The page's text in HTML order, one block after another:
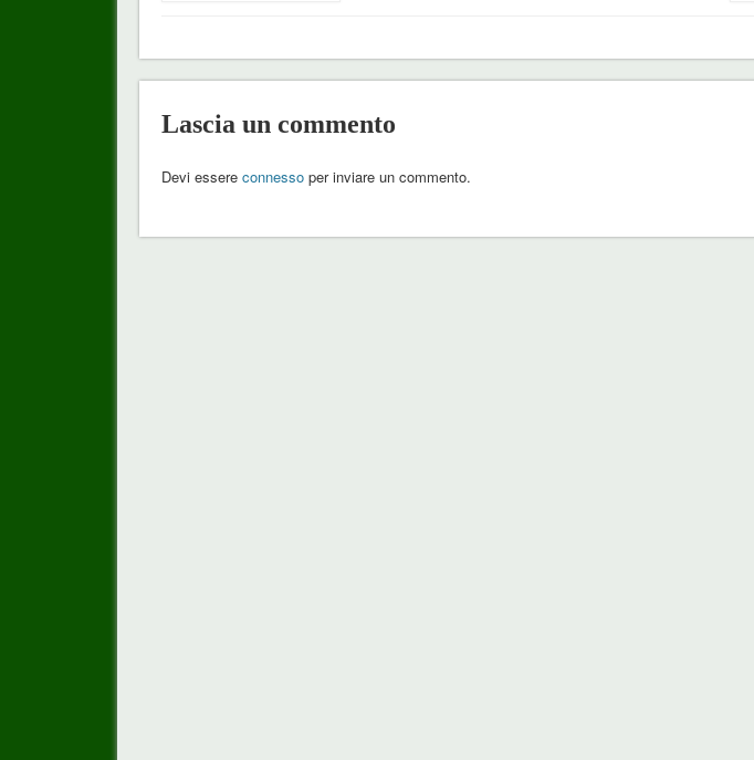
Lascia un commento
Devi essere connessoper inviare un commento.